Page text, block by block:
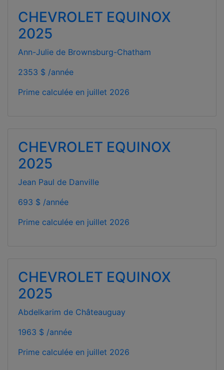
CHEVROLET EQUINOX
2025
Ann-Julie de Brownsburg-Chatham
2353 $ /année
Prime calculée en juillet 2026
CHEVROLET EQUINOX
2025
Jean Paul de Danville
693 $ /année
Prime calculée en juillet 2026
CHEVROLET EQUINOX
2025
Abdelkarim de Châteauguay
1963 $ /année
Prime calculée en juillet 2026